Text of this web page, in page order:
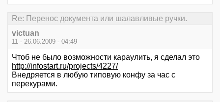
Re: Перенос документа или шалавливые ручки.
victuan
11 - 26.06.2009 - 04:49
Чтоб не было возможности караулить, я сделал это
http://infostart.ru/projects/4227/
Внедряется в любую типовую конфу за час с
перекурами.